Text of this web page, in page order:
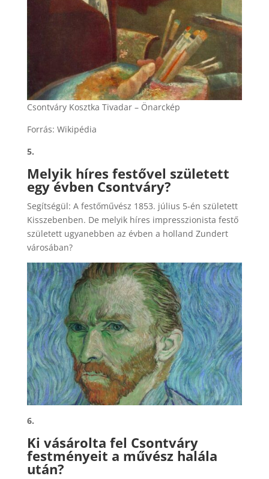
Csontváry Kosztka Tivadar – Önarckép
Forrás: Wikipédia
5.
Melyik híres festővel született
egy évben Csontváry?
Segítségül: A festőművész 1853. július 5-én született
Kisszebenben. De melyik híres impresszionista festő
született ugyanebben az évben a holland Zundert
városában?
6.
Ki vásárolta fel Csontváry
festményeit a művész halála
után?